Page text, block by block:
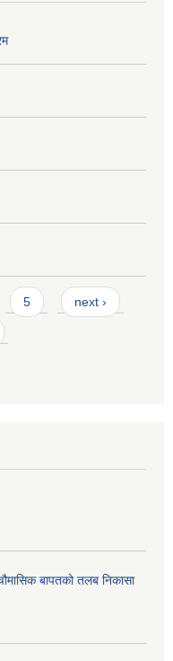
5 next ›
बापतको तलब निकासा